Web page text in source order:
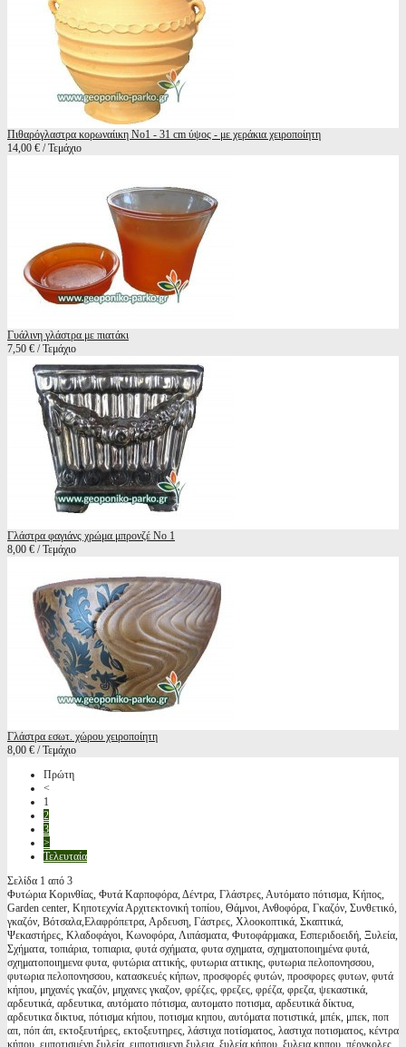
Πιθαρόγλαστρα κορωναίικη Νο1 - 31 cm ύψος - με χεράκια χειροποίητη
14,00 € / Τεμάχιο
Γυάλινη γλάστρα με πιατάκι
7,50 € / Τεμάχιο
Γλάστρα φαγιάνς χρώμα μπρονζέ Νο 1
8,00 € / Τεμάχιο
Γλάστρα εσωτ. χώρου χειροποίητη
8,00 € / Τεμάχιο
Πρώτη
<
1
2
3
>
Τελευταία
Σελίδα 1 από 3
Φυτώρια Κορινθίας, Φυτά Καρποφόρα, Δέντρα, Γλάστρες, Αυτόματο πότισμα, Κήπος,
Garden center, Κηποτεχνία Αρχιτεκτονική τοπίου, Θάμνοι, Ανθοφόρα, Γκαζόν, Συνθετικό,
γκαζόν, Βότσαλα,Ελαφρόπετρα, Αρδευση, Γάστρες, Χλοοκοπτικά, Σκαπτικά,
Ψεκαστήρες, Κλαδοφάγοι, Κωνοφόρα, Λιπάσματα, Φυτοφάρμακα, Εσπεριδοειδή, Ξυλεία,
Σχήματα, τοπιάρια, τοπιαρια, φυτά σχήματα, φυτα σχηματα, σχηματοποιημένα φυτά,
σχηματοποιημενα φυτα, φυτώρια αττικής, φυτωρια αττικης, φυτωρια πελοπονησσου,
φυτωρια πελοπονησσου, κατασκευές κήπων, προσφορές φυτών, προσφορες φυτων, φυτά
κήπου, μηχανές γκαζόν, μηχανες γκαζον, φρέζες, φρεζες, φρέζα, φρεζα, ψεκαστικά,
αρδευτικά, αρδευτικα, αυτόματο πότισμα, αυτοματο ποτισμα, αρδευτικά δίκτυα,
αρδευτικα δικτυα, πότισμα κήπου, ποτισμα κηπου, αυτόματα ποτιστικά, μπέκ, μπεκ, ποπ
απ, πόπ άπ, εκτοξευτήρες, εκτοξευτηρες, λάστιχα ποτίσματος, λαστιχα ποτισματος, κέντρα
κήπου, εμποτισμένη ξυλεία, εμποτισμενη ξυλεια, ξυλεία κήπου, ξυλεια κηπου, πέργκολες,